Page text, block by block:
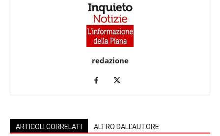
redazione
ARTICOLI CORRELATI ALTRO DALL'AUTORE